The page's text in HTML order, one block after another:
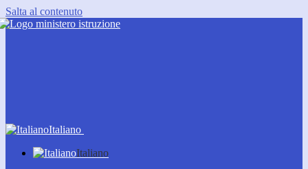
Salta al contenuto
Italiano
Italiano